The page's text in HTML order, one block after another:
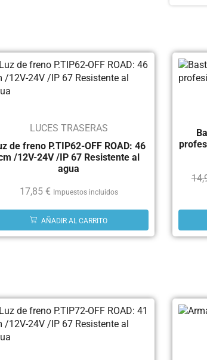
LUCES TRASERAS
de freno P.TIP62-OFF ROAD: 46
/12V-24V /IP 67 Resistente al
agua
17,85 € Impuestos incluidos
AÑADIR AL CARRITO